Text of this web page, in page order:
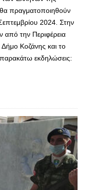
πραγματοποιηθούν
2024. Στην
την Περιφέρεια
Κοζάνης και το
εκδηλώσεις: